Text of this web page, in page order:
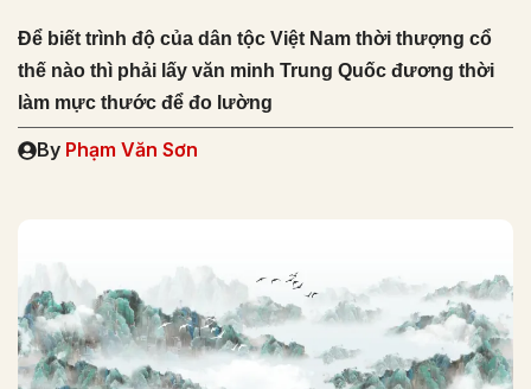
Để biết trình độ của dân tộc Việt Nam thời thượng cổ
thế nào thì phải lấy văn minh Trung Quốc đương thời
làm mực thước để đo lường
By Phạm Văn Sơn